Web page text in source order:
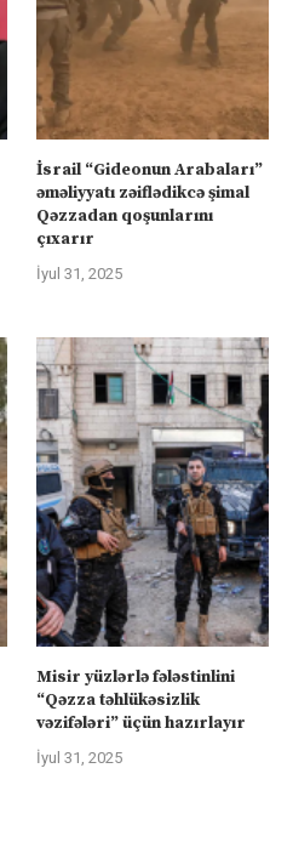
İsrail “Gideonun Arabaları”
əməliyyatı zəiflədikcə şimal
Qəzzadan qoşunlarını
çıxarır
İyul 31, 2025
Misir yüzlərlə fələstinlini
“Qəzza təhlükəsizlik
vəzifələri” üçün hazırlayır
İyul 31, 2025